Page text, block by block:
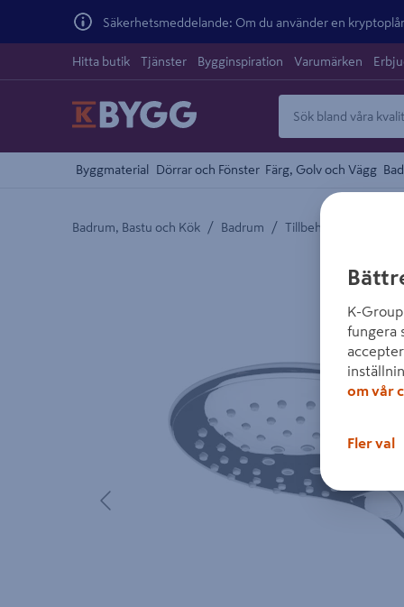
Säkerhetsmeddelande: Om du använder en
Hitta butik Tjänster Bygginspiration Varumärken
Byggmaterial Dörrar och Fönster Färg, Golv och Vägg
Badrum, Bastu och Kök / Badrum / Tillbehör Badrum
K-
fungera
om vår
Fler val